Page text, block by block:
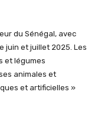
du Sénégal, avec
juin et juillet 2025. Les
et légumes
animales et
et artificielles »